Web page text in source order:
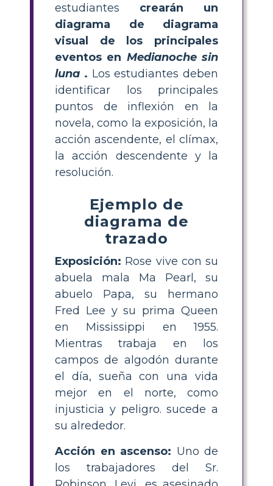
estudiantes crearán un
diagrama de diagrama
visual de los principales
eventos en Medianoche sin
luna . Los estudiantes deben
identificar los principales
puntos de inflexión en la
novela, como la exposición, la
acción ascendente, el clímax,
la acción descendente y la
resolución.
Ejemplo de
diagrama de
trazado
Exposición: Rose vive con su
abuela mala Ma Pearl, su
abuelo Papa, su hermano
Fred Lee y su prima Queen
en Mississippi en 1955.
Mientras trabaja en los
campos de algodón durante
el día, sueña con una vida
mejor en el norte, como
injusticia y peligro. sucede a
su alrededor.
Acción en ascenso: Uno de
los trabajadores del Sr.